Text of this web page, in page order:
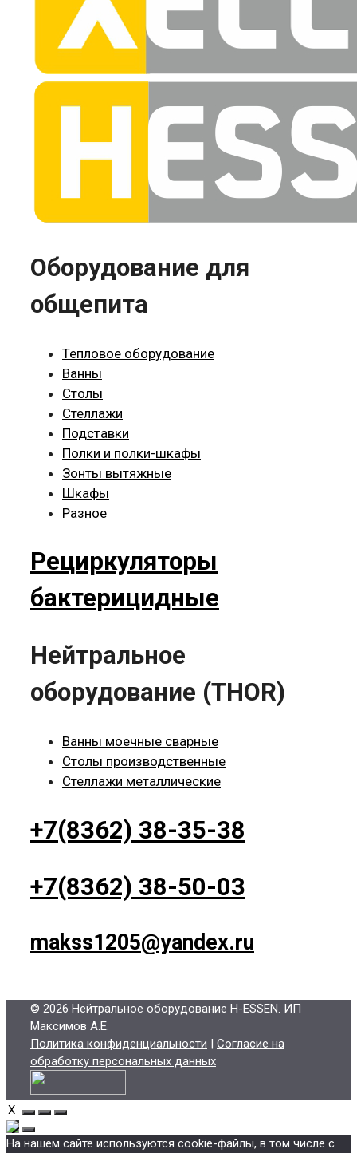
товара.
Оборудование для
общепита
Тепловое оборудование
Ванны
Столы
Стеллажи
Подставки
Полки и полки-шкафы
Зонты вытяжные
Шкафы
Разное
Рециркуляторы
бактерицидные
Нейтральное
оборудование (THOR)
Ванны моечные сварные
Столы производственные
Стеллажи металлические
+7(8362) 38-35-38
+7(8362) 38-50-03
makss1205@yandex.ru
© 2026 Нейтральное оборудование H-ESSEN. ИП
Максимов А.Е.
Политика конфиденциальности
Согласие на
обработку персональных данных
X
На нашем сайте используются cookie-файлы, в том числе с